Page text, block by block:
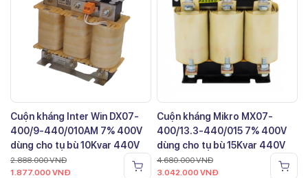
Cuộn kháng Inter Win DX07-
400/9-440/010AM 7% 400V
dùng cho tụ bù 10Kvar 440V
2.888.000VNĐ
1.877.000 VNĐ
Cuộn kháng Mikro MX07-
400/13.3-440/015 7% 400V
dùng cho tụ bù 15Kvar 440V
4.680.000VNĐ
3.042.000 VNĐ